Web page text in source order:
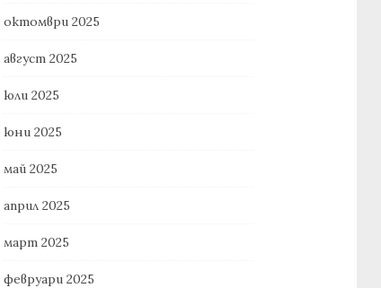
октомври 2025
август 2025
юли 2025
юни 2025
май 2025
април 2025
март 2025
февруари 2025